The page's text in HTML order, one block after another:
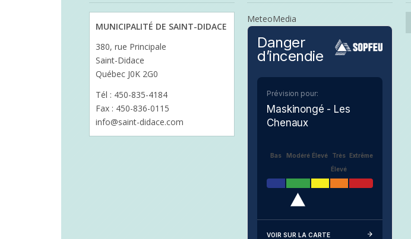
MUNICIPALITÉ DE SAINT-DIDACE
380, rue Principale
Saint-Didace
Québec J0K 2G0
Tél : 450-835-4184
Fax : 450-836-0115
info@saint-didace.com
MeteoMedia
Danger
d’incendie
Prévision pour:
Maskinongé - Les
Chenaux
Bas Modéré Élevé
Très
Élevé
Extrême
VOIR SUR LA CARTE